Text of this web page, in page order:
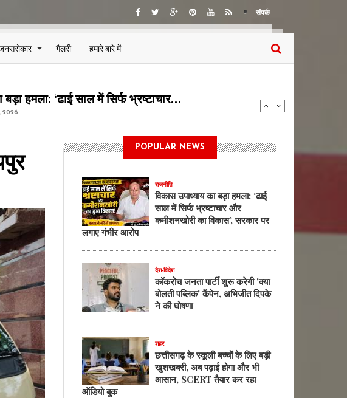
संपर्क
गैलरी हमारे बारे में
शुरू करेगी 'क्या बोलती पब्लिक…
2026
POPULAR NEWS
राजनीति
विकास उपाध्याय का बड़ा हमला: ‘ढाई
साल में सिर्फ भ्रष्टाचार और
कमीशनखोरी का विकास’, सरकार पर
लगाए गंभीर आरोप
देश-विदेश
कॉकरोच जनता पार्टी शुरू करेगी 'क्या
बोलती पब्लिक' कैंपेन, अभिजीत दिपके
ने की घोषणा
शहर
छत्तीसगढ़ के स्कूली बच्चों के लिए बड़ी
खुशखबरी, अब पढ़ाई होगा और भी
आसान, SCERT तैयार कर रहा
ऑडियो बुक